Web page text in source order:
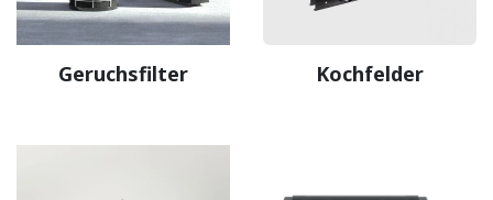
Geruchsfilter Kochfelder